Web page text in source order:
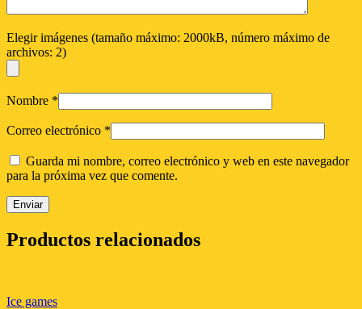
Elegir imágenes (tamaño máximo: 2000kB, número máximo de
archivos: 2)
Nombre *
Correo electrónico *
Guarda mi nombre, correo electrónico y web en este navegador
para la próxima vez que comente.
Productos relacionados
Ice games